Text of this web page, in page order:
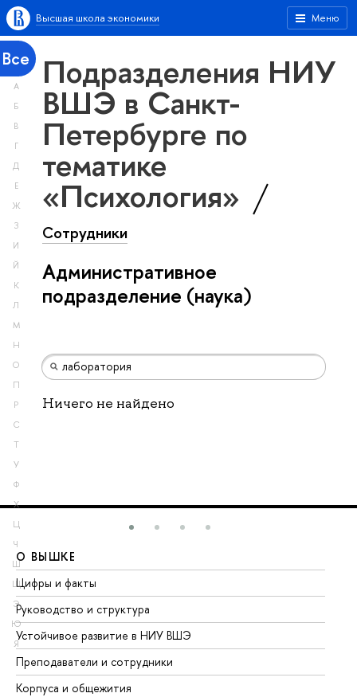
Меню
Высшая школа экономики
Все
А
Б
В
Г
Д
Е
Ж
З
И
Й
К
Л
М
Н
О
П
Р
С
Т
У
Ф
Х
Ц
Ч
Ш
Щ
Э
Ю
Я
Подразделения НИУ
ВШЭ в Санкт-
Петербурге по
тематике
«Психология»
Сотрудники
Административное
подразделение (наука)
Ничего не найдено
О ВЫШКЕ
Цифры и факты
Руководство и структура
Устойчивое развитие в НИУ ВШЭ
Преподаватели и сотрудники
Корпуса и общежития